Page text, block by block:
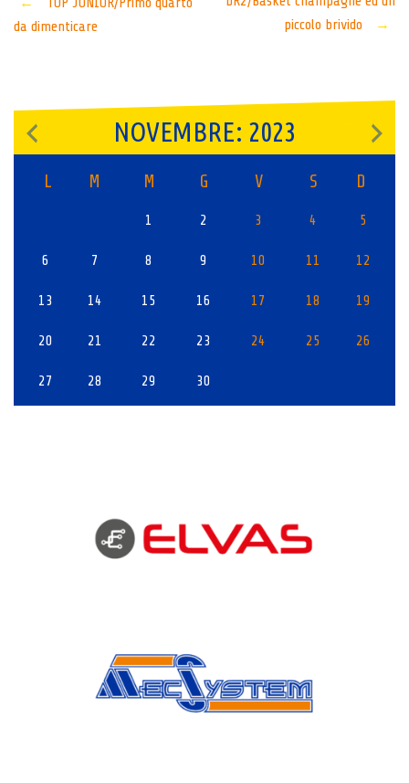
Post
da dimenticare
piccolo brivido
→
NOVEMBRE: 2023
L M M G V S D
1 2 3 4 5
6 7 8 9 10 11 12
13 14 15 16 17 18 19
20 21 22 23 24 25 26
27 28 29 30